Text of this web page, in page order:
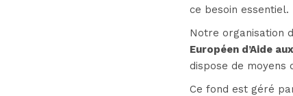
ce besoin essentiel.
Notre organisation
Européen d’Aide
dispose de
Ce fond est géré